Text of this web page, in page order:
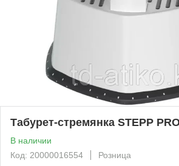
Табурет-стремянка STEPP
В наличии
Код: 20000016554
Розница